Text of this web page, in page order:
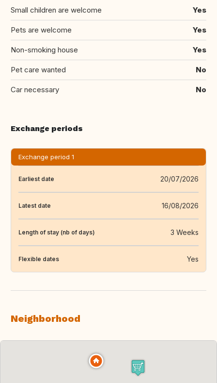
Small children are welcome Yes
Pets are welcome Yes
Non-smoking house Yes
Pet care wanted No
Car necessary No
Exchange periods
Exchange period 1
Earliest date 20/07/2026
Latest date 16/08/2026
Length of stay (nb of days) 3 Weeks
Flexible dates Yes
Neighborhood